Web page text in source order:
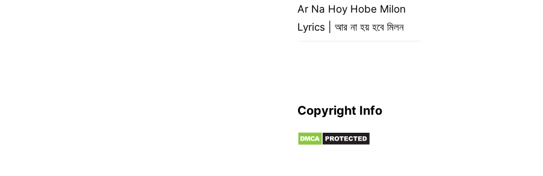
Ar Na Hoy Hobe Milon
Lyrics | আর না হয় হবে মিলন
Copyright Info